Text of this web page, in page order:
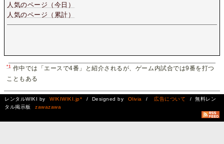
人気のページ（今日）
人気のページ（累計）
*1 作中では「エースで4番」と紹介されるが、ゲーム内試合では9番を打つ
こともある
レンタルWIKI by WIKIWIKI.jp* / Designed by Olivia / 広告について
/ 無料レン
タル掲示板
zawazawa